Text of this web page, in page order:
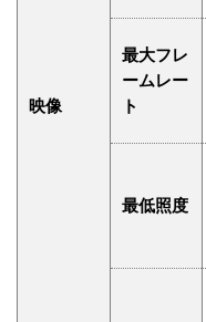
映像
最大フレ
ームレー
ト
最低照度